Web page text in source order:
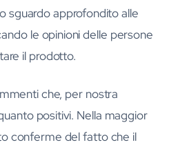
sguardo approfondito alle
le opinioni delle persone
il prodotto.
che, per nostra
positivi. Nella maggior
conferme del fatto che il